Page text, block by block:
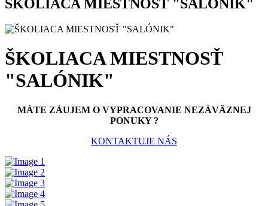
ŠKOLIACA MIESTNOSŤ "SALÓNIK"
ŠKOLIACA MIESTNOSŤ
"SALÓNIK"
MÁTE ZÁUJEM O VYPRACOVANIE NEZÁVÄZNEJ
PONUKY ?
KONTAKTUJE NÁS